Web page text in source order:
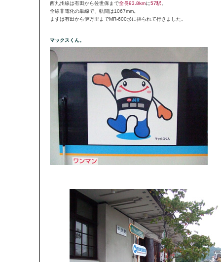
西九州線は有田から佐世保まで全長93.8kmに57駅
全線非電化の単線で、軌間は1067mm。
まずは有田から伊万里までMR-600形に揺られて行きました。
マックスくん。